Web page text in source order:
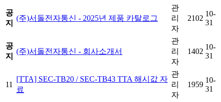
공
지
(주)서돌전자통신 - 2025년 제품 카탈로그
관
리
자
2102
10-
31
공
지
(주)서돌전자통신 - 회사소개서
관
리
자
1402
10-
31
11
[TTA] SEC-TB20 / SEC-TB43 TTA 해시값 자
료
관
리
자
1959
10-
31